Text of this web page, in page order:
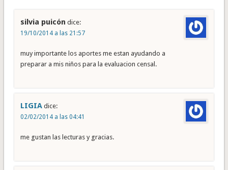
silvia puicón dice:
19/10/2014 a las 21:57
muy importante los aportes me estan ayudando a
preparar a mis niños para la evaluacion censal.
LIGIA dice:
02/02/2014 a las 04:41
me gustan las lecturas y gracias.